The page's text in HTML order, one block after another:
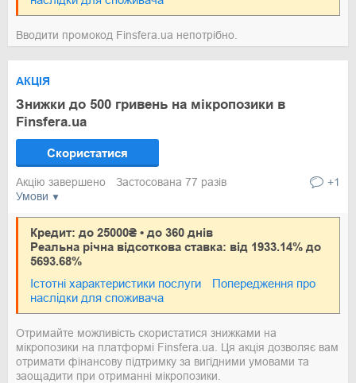
Вводити промокод Finsfera.ua непотрібно.
Умови
АКЦІЯ
Знижки до 500 гривень на мікропозики в
Finsfera.ua
Скористатися
Акцію завершено Застосована 77 разів +1
Кредит: до 25000₴ • до 360 днів
Реальна річна відсоткова ставка: від 1933.14% до
5693.68%
Істотні характеристики послуги
Попередження про
наслідки для споживача
Отримайте можливість скористатися знижками на
мікропозики на платформі Finsfera.ua. Ця акція дозволяє вам
отримати фінансову підтримку за вигідними умовами та
заощадити при отриманні мікропозики.